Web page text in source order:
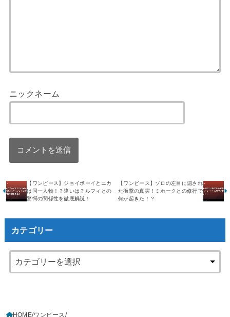
ニックネーム
【ワンピース】ジョイボーイとニカ
は同一人物！？違いは？ルフィとの
驚愕の関係性を徹底解説！
【ワンピース】ゾロの左目に隠され
た衝撃の真実！ミホークとの修行で
何が起きた！？
カテゴリー
HOME ワンピース